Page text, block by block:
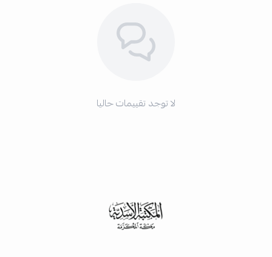
لا توجد تقييمات حاليا